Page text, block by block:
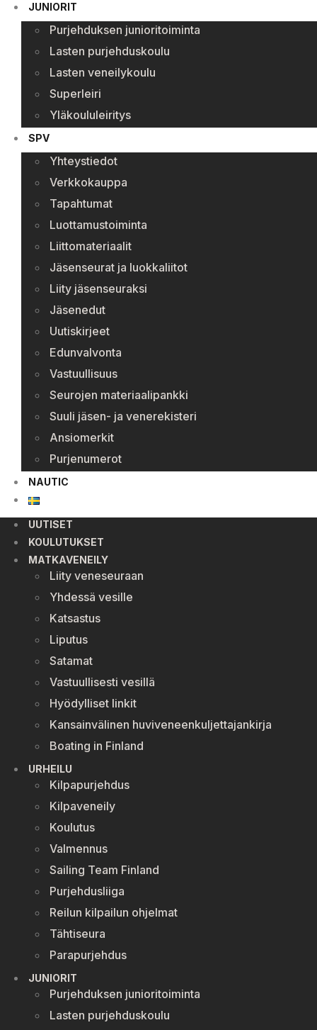
JUNIORIT
Purjehduksen junioritoiminta
Lasten purjehduskoulu
Lasten veneilykoulu
Superleiri
Yläkoululeiritys
SPV
Yhteystiedot
Verkkokauppa
Tapahtumat
Luottamustoiminta
Liittomateriaalit
Jäsenseurat ja luokkaliitot
Liity jäsenseuraksi
Jäsenedut
Uutiskirjeet
Edunvalvonta
Vastuullisuus
Seurojen materiaalipankki
Suuli jäsen- ja venerekisteri
Ansiomerkit
Purjenumerot
NAUTIC
UUTISET
KOULUTUKSET
MATKAVENEILY
Liity veneseuraan
Yhdessä vesille
Katsastus
Liputus
Satamat
Vastuullisesti vesillä
Hyödylliset linkit
Kansainvälinen huviveneenkuljettajankirja
Boating in Finland
URHEILU
Kilpapurjehdus
Kilpaveneily
Koulutus
Valmennus
Sailing Team Finland
Purjehdusliiga
Reilun kilpailun ohjelmat
Tähtiseura
Parapurjehdus
JUNIORIT
Purjehduksen junioritoiminta
Lasten purjehduskoulu